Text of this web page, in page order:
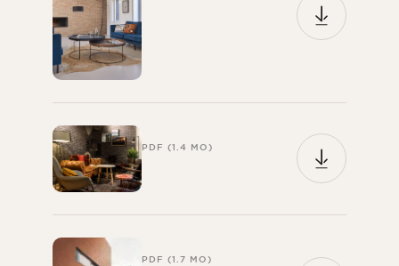
PDF (1.4 MO)
PDF (1.7 MO)